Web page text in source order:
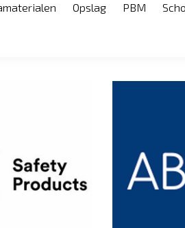
Opslag PBM